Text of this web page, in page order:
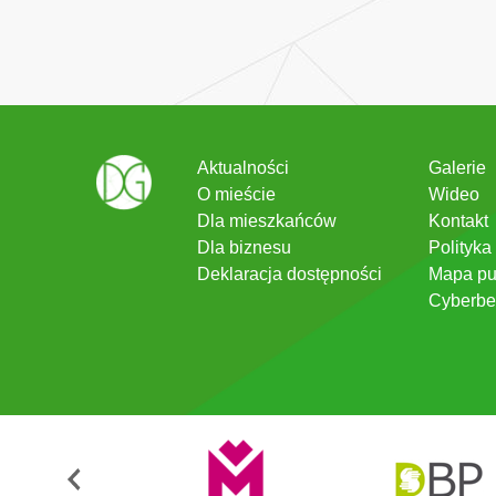
Aktualności
O mieście
Dla mieszkańców
Dla biznesu
Deklaracja dostępności
Galerie
Wideo
Kontakt
Mapa